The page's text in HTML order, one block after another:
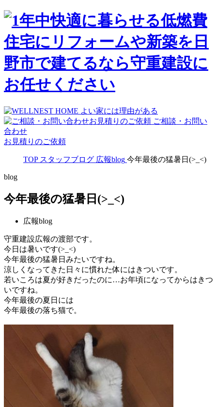
ご相談・お問い
合わせ
お見積りのご依頼
TOP スタッフブログ 広報blog 今年最後の猛暑日(>_<)
blog
今年最後の猛暑日(>_<)
広報blog
守重建設広報の渡部です。
今日は暑いです(>_<)
今年最後の猛暑日みたいですね。
涼しくなってきた日々に慣れた体にはきついです。
若いころは夏が好きだったのに…お年頃になってからはきつ
いですね。
今年最後の夏日には
今年最後の落ち猫で。